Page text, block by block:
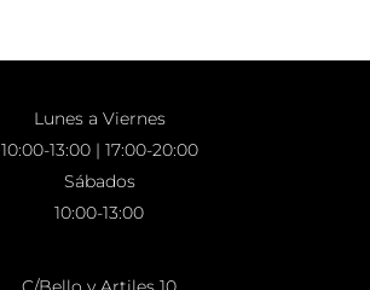
Lunes a Viernes
10:00-13:00 | 17:00-20:00
Sábados
10:00-13:00